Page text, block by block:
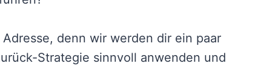
denn wir werden dir ein paar
Strategie sinnvoll anwenden und